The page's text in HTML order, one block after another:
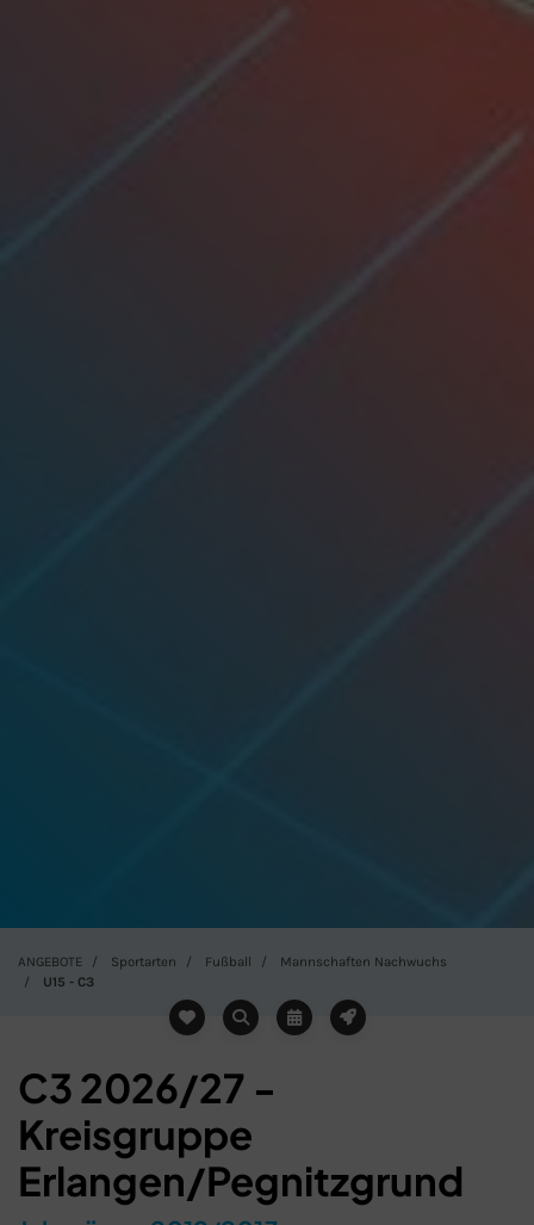
ANGEBOTE Sportarten Fußball
Mannschaften Nachwuchs
U15 - C3
C3 2026/27 -
Kreisgruppe
Erlangen/Pegnitzgrund